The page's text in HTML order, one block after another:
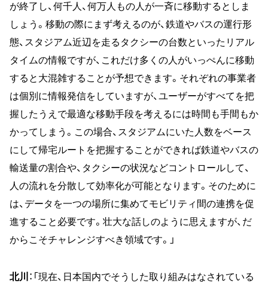
が終了し、何千人、何万人もの人が一斉に移動するとしま
しょう。移動の際にまず考えるのが、鉄道やバスの運行形
態、スタジアム近辺を走るタクシーの台数といったリアル
タイムの情報ですが、これだけ多くの人がいっぺんに移動
すると大混雑することが予想できます。それぞれの事業者
は個別に情報発信をしていますが、ユーザーがすべてを把
握したうえで最適な移動手段を考えるには時間も手間もか
かってしまう。この場合、スタジアムにいた人数をベース
にして帰宅ルートを把握することができれば鉄道やバスの
輸送量の割合や、タクシーの状況などコントロールして、
人の流れを分散して効率化が可能となります。そのために
は、データを一つの場所に集めてモビリティ間の連携を促
進すること必要です。壮大な話しのように思えますが、だ
からこそチャレンジすべき領域です。」
北川 ：「現在、日本国内でそうした取り組みはなされている